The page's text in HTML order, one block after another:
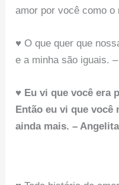
amor por você como o
♥ O que quer que
e a minha são iguais.
♥ Eu vi que você era
Então eu vi que você
ainda mais. –